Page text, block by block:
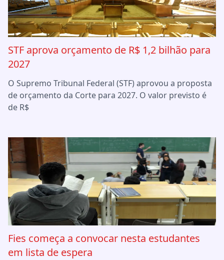
STF aprova orçamento de R$ 1,2 bilhão para
2027
O Supremo Tribunal Federal (STF) aprovou a proposta
de orçamento da Corte para 2027. O valor previsto é
de R$
Fies começa a convocar nesta estudantes
em lista de espera